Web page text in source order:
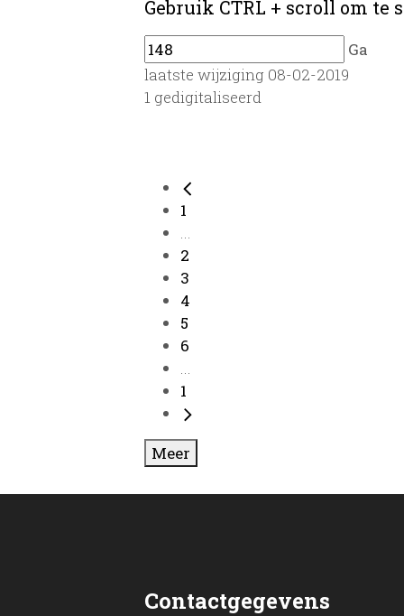
Gebruik CTRL + scroll om te
Ga
laatste wijziging 08-02-2019
1 gedigitaliseerd
1
...
2
3
4
5
6
...
1
Meer
Contactgegevens